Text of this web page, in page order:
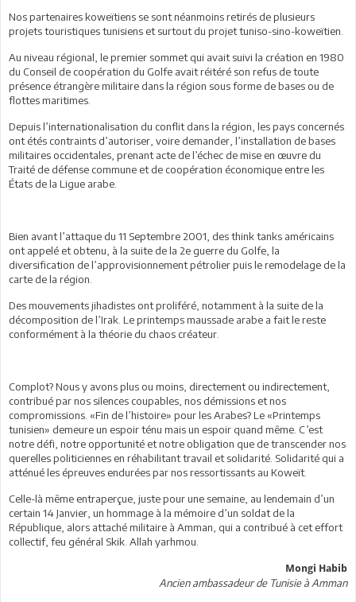
Nos partenaires koweïtiens se sont néanmoins retirés de plusieurs
projets touristiques tunisiens et surtout du projet tuniso-sino-koweïtien.
Au niveau régional, le premier sommet qui avait suivi la création en 1980
du Conseil de coopération du Golfe avait réitéré son refus de toute
présence étrangère militaire dans la région sous forme de bases ou de
flottes maritimes.
Depuis l’internationalisation du conflit dans la région, les pays concernés
ont étés contraints d’autoriser, voire demander, l’installation de bases
militaires occidentales, prenant acte de l’échec de mise en œuvre du
Traité de défense commune et de coopération économique entre les
États de la Ligue arabe.
Bien avant l’attaque du 11 Septembre 2001, des think tanks américains
ont appelé et obtenu, à la suite de la 2e guerre du Golfe, la
diversification de l’approvisionnement pétrolier puis le remodelage de la
carte de la région.
Des mouvements jihadistes ont proliféré, notamment à la suite de la
décomposition de l’Irak. Le printemps maussade arabe a fait le reste
conformément à la théorie du chaos créateur.
Complot? Nous y avons plus ou moins, directement ou indirectement,
contribué par nos silences coupables, nos démissions et nos
compromissions. «Fin de l’histoire» pour les Arabes? Le «Printemps
tunisien» demeure un espoir ténu mais un espoir quand même. C’est
notre défi, notre opportunité et notre obligation que de transcender nos
querelles politiciennes en réhabilitant travail et solidarité. Solidarité qui a
atténué les épreuves endurées par nos ressortissants au Koweït.
Celle-là même entraperçue, juste pour une semaine, au lendemain d’un
certain 14 Janvier, un hommage à la mémoire d’un soldat de la
République, alors attaché militaire à Amman, qui a contribué à cet effort
collectif, feu général Skik. Allah yarhmou.
Mongi Habib
Ancien ambassadeur de Tunisie à Amman